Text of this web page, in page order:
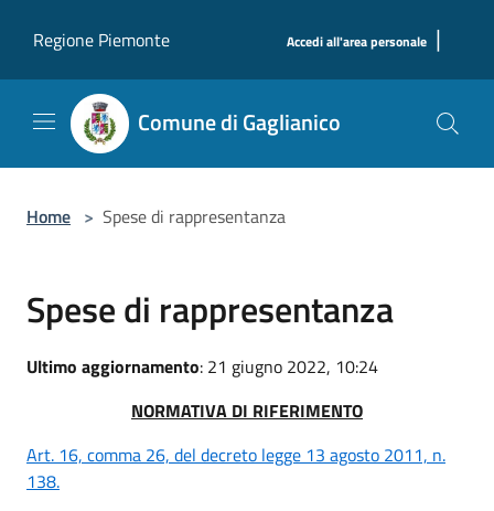
Regione Piemonte
Accedi all'area personale |
Comune di Gaglianico
Home > Spese di rappresentanza
Spese di rappresentanza
Ultimo aggiornamento: 21 giugno 2022, 10:24
NORMATIVA DI RIFERIMENTO
Art. 16, comma 26, del decreto legge 13 agosto 2011, n.
138.